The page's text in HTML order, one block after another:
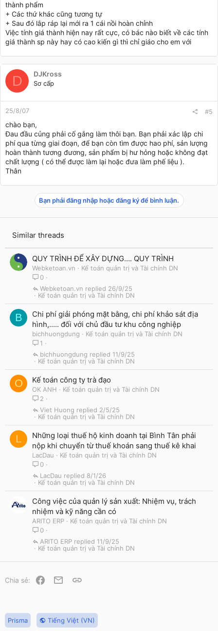
thành phẩm
+ Các thứ khác cũng tương tự
+ Sau đó lắp ráp lại mới ra 1 cái nồi hoàn chỉnh
Việc tính giá thành hiện nay rất cực, có bác nào biết về các tính
giá thành sp này hay có cao kiến gì thì chỉ giáo cho em với
D DJKross
Sơ cấp
25/8/07 #5
chào bạn,
Đau đầu củng phải cố gắng làm thôi bạn. Bạn phải xác lập chi
phí qua từng giai đoạn, để bạn còn tìm được hao phí, sản lượng
hoàn thành tương đương, sản phẩm bị hư hỏng hoặc không đạt
chất lượng ( có thể được làm lại hoặc đưa làm phế liệu ).
Thân
Bạn phải đăng nhập hoặc đăng ký để bình luận.
Similar threads
QUY TRÌNH ĐỂ XÂY DỰNG…. QUY TRÌNH
Webketoan.vn
Kế toán quản trị và Tài chính DN
0
Kế toán quản trị và Tài chính DN
26/9/25
Webketoan.vn
B
Chi phí giải phóng mặt bằng, chi phí khảo sát địa
hình,..... đối với chủ đầu tư khu công nghiệp
bichhuongdung
Kế toán quản trị và Tài chính DN
1
Kế toán quản trị và Tài chính DN
11/9/25
bichhuongdung
O Kế toán công ty trà đạo
OK ANH
Kế toán quản trị và Tài chính DN
2
Kế toán quản trị và Tài chính DN
2/5/25
Viet Huong
L
Những loại thuế hộ kinh doanh tại Bình Tân phải
nộp khi chuyển từ thuế khoán sang thuế kê khai
LacDau
Kế toán quản trị và Tài chính DN
0
Kế toán quản trị và Tài chính DN
8/1/26
LacDau
Công việc của quản lý sản xuất: Nhiệm vụ, trách
nhiệm và kỹ năng cần có
ARITO ERP
Kế toán quản trị và Tài chính DN
0
Kế toán quản trị và Tài chính DN
11/9/25
ARITO ERP
Chia sẻ: Facebook
Email
Prisma Tiếng Việt (VN)